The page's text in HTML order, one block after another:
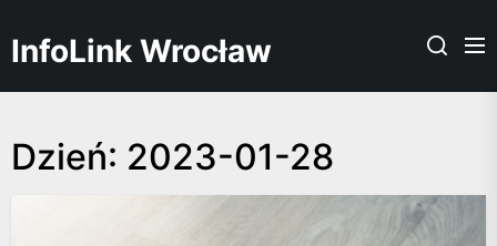
to
the
content
InfoLink Wrocław
Dzień: 2023-01-28